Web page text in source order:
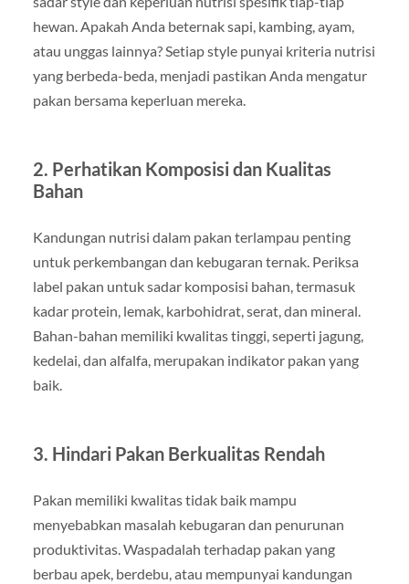
hewan. Apakah Anda beternak sapi, kambing, ayam,
atau unggas lainnya? Setiap style punyai kriteria nutrisi
yang berbeda-beda, menjadi pastikan Anda mengatur
pakan bersama keperluan mereka.
2. Perhatikan Komposisi dan Kualitas
Bahan
Kandungan nutrisi dalam pakan terlampau penting
untuk perkembangan dan kebugaran ternak. Periksa
label pakan untuk sadar komposisi bahan, termasuk
kadar protein, lemak, karbohidrat, serat, dan mineral.
Bahan-bahan memiliki kwalitas tinggi, seperti jagung,
kedelai, dan alfalfa, merupakan indikator pakan yang
baik.
3. Hindari Pakan Berkualitas Rendah
Pakan memiliki kwalitas tidak baik mampu
menyebabkan masalah kebugaran dan penurunan
produktivitas. Waspadalah terhadap pakan yang
berbau apek, berdebu, atau mempunyai kandungan